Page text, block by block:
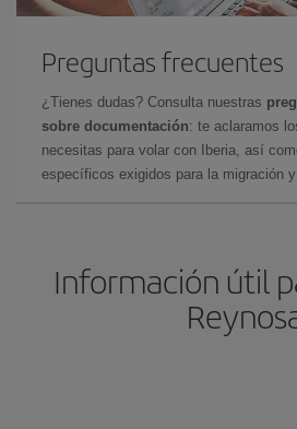
Preguntas frecuentes
¿Tienes dudas? Consulta nuestras
sobre documentación: te aclaramos
necesitas para volar con Iberia, así
específicos exigidos para la migración
Información útil